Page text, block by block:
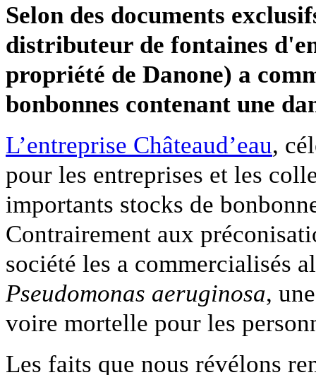
Selon des documents
distributeur de fontaines
propriété de Danone) a
bonbonnes contenant une
L’entreprise Châteaud’eau,
pour les entreprises et les
importants stocks de
Contrairement aux
société les a commercialisés
Pseudomonas aeruginosa,
voire mortelle pour les
Les faits que nous révélons